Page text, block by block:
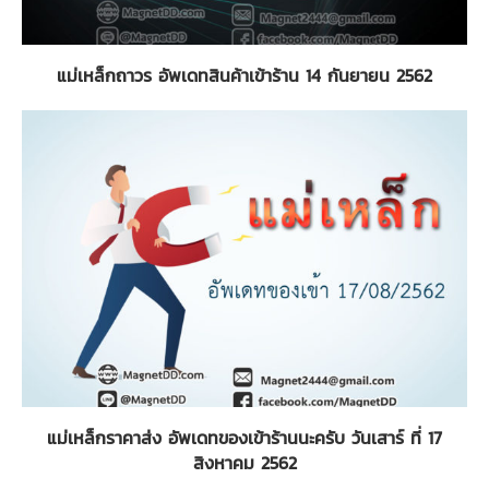
แม่เหล็กถาวร อัพเดทสินค้าเข้าร้าน 14 กันยายน 2562
แม่เหล็กราคาส่ง อัพเดทของเข้าร้านนะครับ วันเสาร์ ที่ 17
สิงหาคม 2562